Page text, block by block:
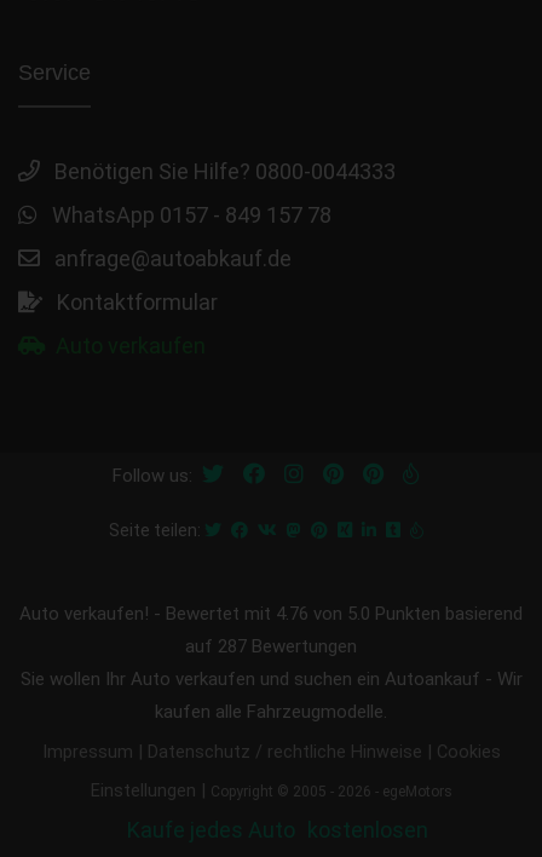
Service
Benötigen Sie Hilfe? 0800-0044333
WhatsApp 0157 - 849 157 78
anfrage@autoabkauf.de
Kontaktformular
Follow us:
Seite teilen:
Auto verkaufen! - Bewertet mit 4.76 von 5.0 Punkten basierend
auf 287 Bewertungen
Sie wollen Ihr Auto verkaufen und suchen ein Autoankauf - Wir
kaufen alle Fahrzeugmodelle.
Impressum | Datenschutz / rechtliche Hinweise | Cookies
Einstellungen | Copyright © 2005 - 2026 - egeMotors
Kaufe jedes Auto kostenlosen